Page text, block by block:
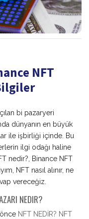
NFT
bi pazaryeri
dünyanın en büyük
ile işbirliği içinde. Bu
ilgi odağı haline
nedir?, Binance NFT
NFT nasıl alınır, ne
vereceğiz.
NEDIR?
NFT NEDİR? NFT